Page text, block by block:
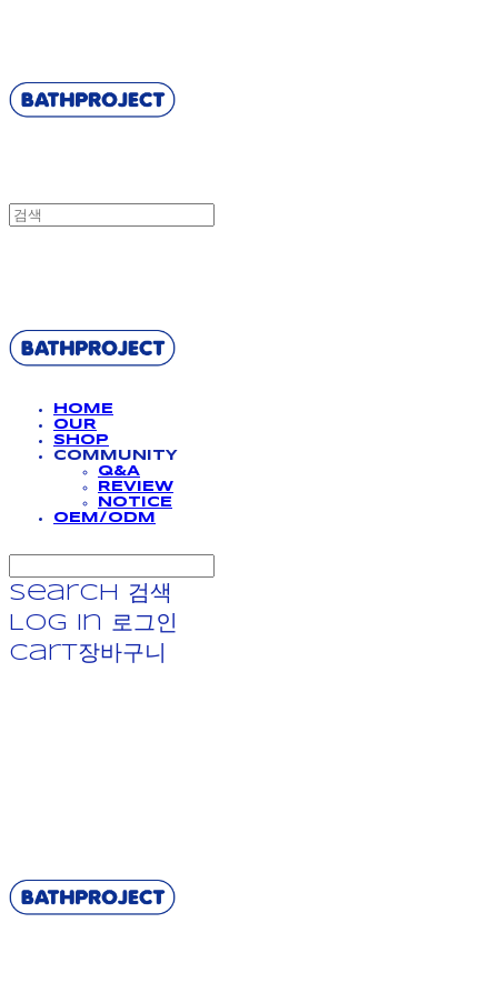
HOME
OUR
SHOP
COMMUNITY
Q&A
REVIEW
NOTICE
OEM/ODM
Search
검색
Log In
로그인
Cart장바구니